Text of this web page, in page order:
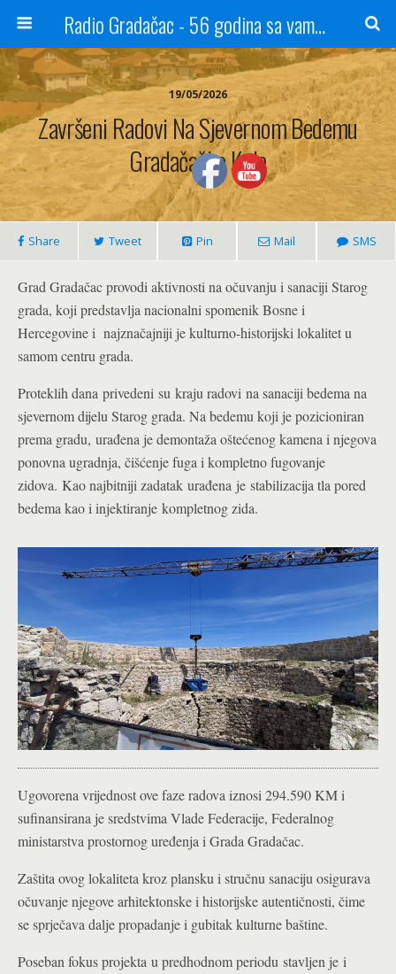
Radio Gradačac - 56 godina sa vama...
19/05/2026
Završeni Radovi Na Sjevernom Bedemu
Gradačačke Kule
Share Tweet Pin Mail SMS
Grad Gradačac provodi aktivnosti na očuvanju i sanaciji Starog
grada, koji predstavlja nacionalni spomenik Bosne i
Hercegovine i najznačajniji je kulturno-historijski lokalitet u
samom centru grada.
Proteklih dana privedeni su kraju radovi na sanaciji bedema na
sjevernom dijelu Starog grada. Na bedemu koji je pozicioniran
prema gradu, urađena je demontaža oštećenog kamena i njegova
ponovna ugradnja, čišćenje fuga i kompletno fugovanje
zidova. Kao najbitniji zadatak urađena je stabilizacija tla pored
bedema kao i injektiranje kompletnog zida.
Ugovorena vrijednost ove faze radova iznosi 294.590 KM i
sufinansirana je sredstvima Vlade Federacije, Federalnog
ministarstva prostornog uređenja i Grada Gradačac.
Zaštita ovog lokaliteta kroz plansku i stručnu sanaciju osigurava
očuvanje njegove arhitektonske i historijske autentičnosti, čime
se sprječava dalje propadanje i gubitak kulturne baštine.
Poseban fokus projekta u predhodnom periodu stavljen je i